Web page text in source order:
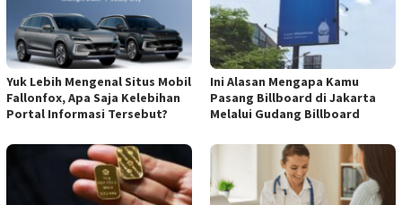
Yuk Lebih Mengenal Situs Mobil
Fallonfox, Apa Saja Kelebihan
Portal Informasi Tersebut?
Ini Alasan Mengapa Kamu
Pasang Billboard di Jakarta
Melalui Gudang Billboard